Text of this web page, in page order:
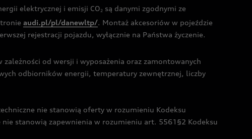
elektrycznej i emisji CO2 są danymi zgodnymi ze
audi.pl/pl/danewltp/. Montaż akcesoriów w pojeździe
rejestracji pojazdu, wyłącznie na Państwa życzenie.
od wersji i wyposażenia oraz zamontowanych
odbiorników energii, temperatury zewnętrznej, liczby
nie stanowią oferty w rozumieniu Kodeksu
stanowią zapewnienia w rozumieniu art. 5561§2 Kodeksu